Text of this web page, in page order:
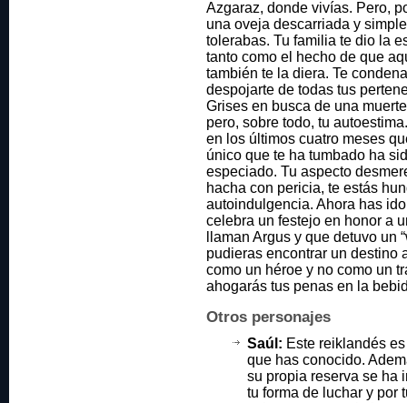
Azgaraz, donde vivías. Pero,
una oveja descarriada y
tolerabas. Tu familia te dio la
tanto como el hecho de que
también te la diera. Te
despojarte de todas tus
Grises en busca de una
pero, sobre todo, tu
en los últimos cuatro meses
único que te ha tumbado ha
especiado. Tu aspecto
hacha con pericia, te estás
autoindulgencia. Ahora has
celebra un festejo en honor a
llaman Argus y que detuvo un
pudieras encontrar un destino
como un héroe y no como un
ahogarás tus penas en la
Otros personajes
Saúl: Este reiklandés
que has conocido.
su propia reserva se ha
tu forma de luchar y por